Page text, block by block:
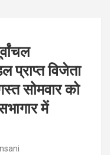
प्राप्त विजेता
सोमवार को
में